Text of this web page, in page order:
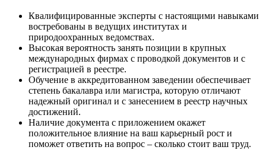
Квалифицированные эксперты с настоящими навыками
востребованы в ведущих институтах и
природоохранных ведомствах.
Высокая вероятность занять позиции в крупных
международных фирмах с проводкой документов и с
регистрацией в реестре.
Обучение в аккредитованном заведении обеспечивает
степень бакалавра или магистра, которую отличают
надежный оригинал и с занесением в реестр научных
достижений.
Наличие документа с приложением окажет
положительное влияние на ваш карьерный рост и
поможет ответить на вопрос – сколько стоит ваш труд.